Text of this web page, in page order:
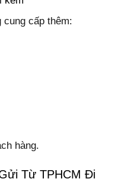
cấp thêm:
hàng.
Từ TPHCM Đi